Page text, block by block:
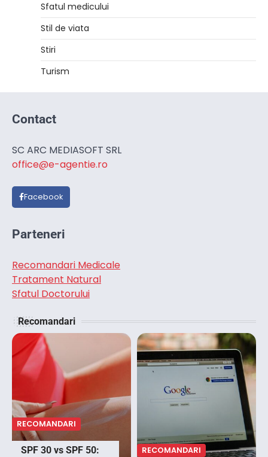
Sfatul medicului
Stil de viata
Stiri
Turism
Contact
SC ARC MEDIASOFT SRL
office@e-agentie.ro
Facebook
Parteneri
Recomandari Medicale
Tratament Natural
Sfatul Doctorului
Recomandari
RECOMANDARI
SPF 30 vs SPF 50:
RECOMANDARI